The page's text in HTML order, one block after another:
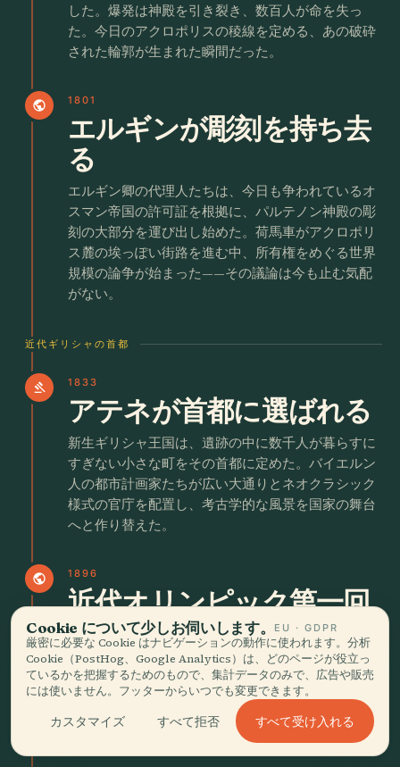
した。爆発は神殿を引き裂き、数百人が命を失っ
た。今日のアクロポリスの稜線を定める、あの破砕
された輪郭が生まれた瞬間だった。
public 1801
エルギンが彫刻を持ち去
る
エルギン卿の代理人たちは、今日も争われているオ
スマン帝国の許可証を根拠に、パルテノン神殿の彫
刻の大部分を運び出し始めた。荷馬車がアクロポリ
ス麓の埃っぽい街路を進む中、所有権をめぐる世界
規模の論争が始まった——その議論は今も止む気配
がない。
近代ギリシャの首都
gavel 1833
アテネが首都に選ばれる
新生ギリシャ王国は、遺跡の中に数千人が暮らすに
すぎない小さな町をその首都に定めた。バイエルン
人の都市計画家たちが広い大通りとネオクラシック
様式の官庁を配置し、考古学的な風景を国家の舞台
へと作り替えた。
public 1896
近代オリンピック第一回
大会
アテネは改修された大理石のパナシナイコ・スタジ
アムで初の近代オリンピックを開催した。スピロ
ス・ルイスがマラトン競走で優勝すると観客が沸き
立ち、都市は古代の競技の記憶と近代の国際的な祭
Cookie について少しお伺いします。 EU · GDPR
厳密に必要な Cookie はナビゲーションの動作に使われます。分析
Cookie（PostHog、Google Analytics）は、どのページが役立っ
ているかを把握するためのもので、集計データのみで、広告や販売
には使いません。フッターからいつでも変更できます。
カスタマイズ すべて拒否 すべて受け入れる